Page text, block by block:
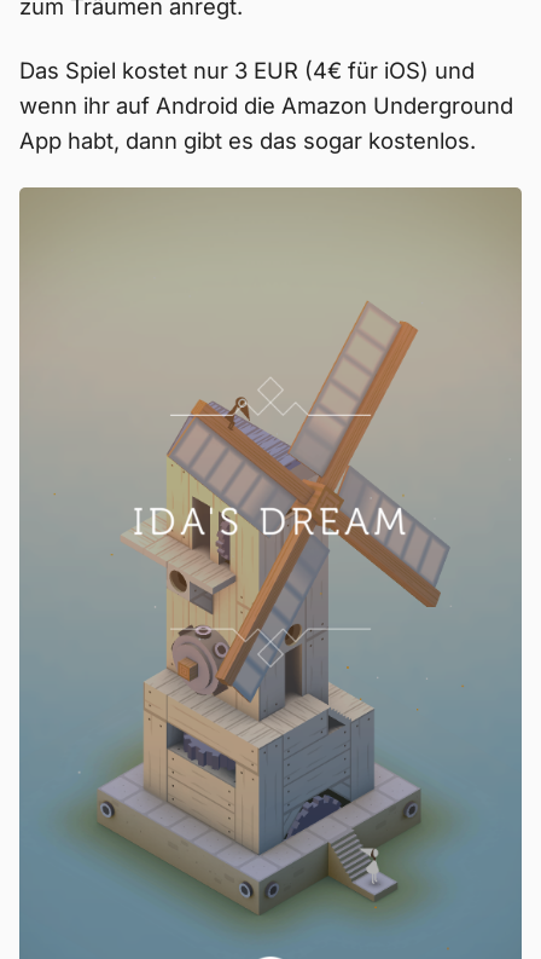
zum Träumen anregt.
Das Spiel kostet nur 3 EUR (4€ für iOS) und
wenn ihr auf Android die Amazon Underground
App habt, dann gibt es das sogar kostenlos.